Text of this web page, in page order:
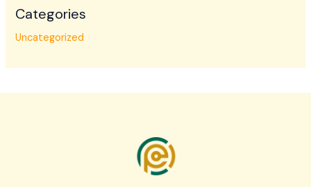
Categories
Uncategorized